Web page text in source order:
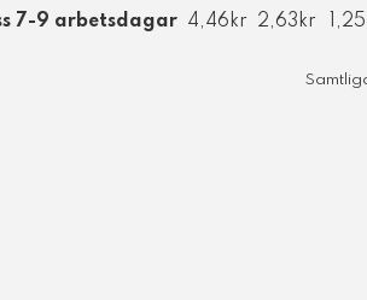
7-9 arbetsdagar 4,46kr 2,63kr